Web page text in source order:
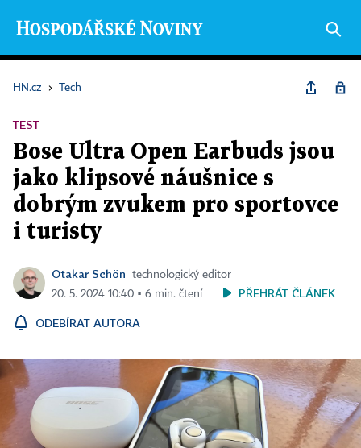
HN.cz › Tech
TEST
Bose Ultra Open Earbuds jsou
jako klipsové náušnice s
dobrým zvukem pro sportovce
i turisty
Otakar Schön
technologický editor
20. 5. 2024 10:40 ▪ 6 min. čtení
PŘEHRÁT ČLÁNEK
ODEBÍRAT AUTORA